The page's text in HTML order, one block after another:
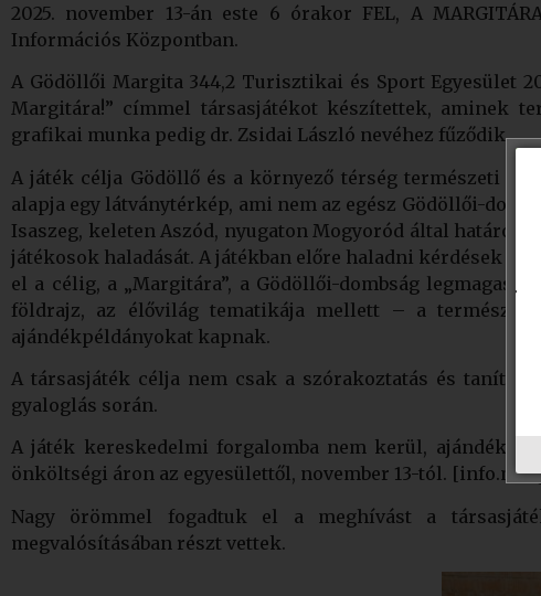
2025. november 13-án este 6 órakor FEL, A
Információs Központban.
A Gödöllői Margita 344,2 Turisztikai és Sport Egyesület
Margitára!” címmel társasjátékot készítettek, aminek
grafikai munka pedig dr. Zsidai László nevéhez fűződik.
A játék célja Gödöllő és a környező térség természeti
alapja egy látványtérkép, ami nem az egész Gödöllői-
Isaszeg, keleten Aszód, nyugaton Mogyoród által
játékosok haladását. A játékban előre haladni kérdések
el a célig, a „Margitára”, a Gödöllői-dombság
földrajz, az élővilág tematikája mellett – a
ajándékpéldányokat kapnak.
A társasjáték célja nem csak a szórakoztatás és
gyaloglás során.
A játék kereskedelmi forgalomba nem kerül,
önköltségi áron az egyesülettől, november 13-tól.
Nagy örömmel fogadtuk el a meghívást a
megvalósításában részt vettek.